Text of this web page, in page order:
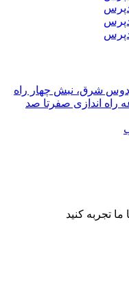
شرق، نبش چهار راه
واحد 304 مجموعه راه اندازی صفرتا صد
تجربه کنید